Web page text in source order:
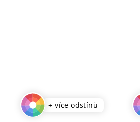
+ více odstínů